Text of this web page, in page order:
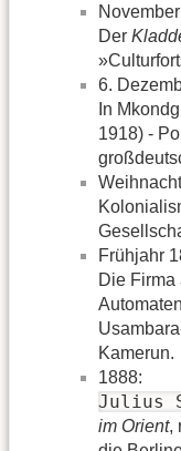
Der
6.
In
1918) -
Frühjahr
Die Firma
Kamerun.
1888:
Julius
im Orient,